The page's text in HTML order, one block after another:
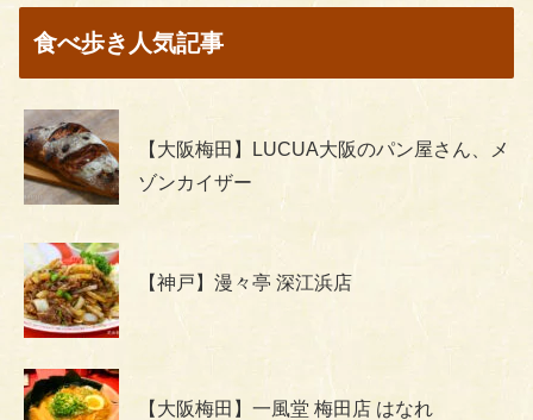
食べ歩き人気記事
【大阪梅田】LUCUA大阪のパン屋さん、メ
ゾンカイザー
【神戸】漫々亭 深江浜店
【大阪梅田】一風堂 梅田店 はなれ